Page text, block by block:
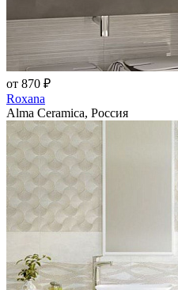
от 870 ₽
Roxana
Alma Ceramica, Россия